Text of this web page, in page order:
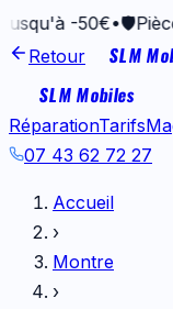
-50€• 🛡️Pièces
Retour
SLM
SLM Mobiles
RéparationTarifs
07 43 62 72 27
Accueil
›
Montre
›